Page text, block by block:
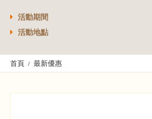
活動期間
活動地點
首頁 最新優惠